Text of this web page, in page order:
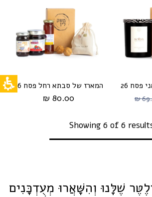
פסח 26 המארז של סבתא רחל פסח 26
80.00 ₪
Showing 6 of 6
שֶׁלָּנוּ וְהִשָּׁאֲרוּ מְעֻדְכָּנִים